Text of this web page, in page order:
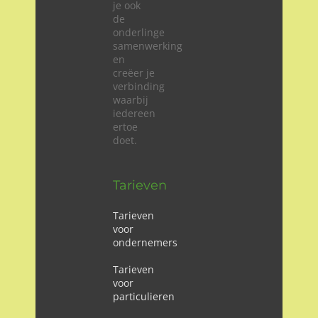
je ook
de
onderlinge
samenwerking
en
creëer je
verbinding
waarbij
iedereen
ertoe
doet.
Tarieven
Tarieven
voor
ondernemers
Tarieven
voor
particulieren